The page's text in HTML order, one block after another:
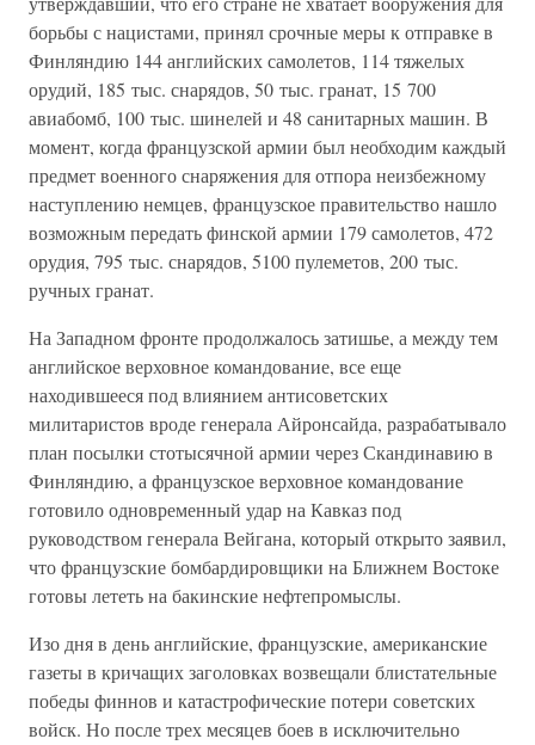
борьбы с нацистами, принял срочные меры к отправке в
Финляндию 144 английских самолетов, 114 тяжелых
орудий, 185 тыс. снарядов, 50 тыс. гранат, 15 700
авиабомб, 100 тыс. шинелей и 48 санитарных машин. В
момент, когда французской армии был необходим каждый
предмет военного снаряжения для отпора неизбежному
наступлению немцев, французское правительство нашло
возможным передать финской армии 179 самолетов, 472
орудия, 795 тыс. снарядов, 5100 пулеметов, 200 тыс.
ручных гранат.
На Западном фронте продолжалось затишье, а между тем
английское верховное командование, все еще
находившееся под влиянием антисоветских
милитаристов вроде генерала Айронсайда, разрабатывало
план посылки стотысячной армии через Скандинавию в
Финляндию, а французское верховное командование
готовило одновременный удар на Кавказ под
руководством генерала Вейгана, который открыто заявил,
что французские бомбардировщики на Ближнем Востоке
готовы лететь на бакинские нефтепромыслы.
Изо дня в день английские, французские, американские
газеты в кричащих заголовках возвещали блистательные
победы финнов и катастрофические потери советских
войск. Но после трех месяцев боев в исключительно